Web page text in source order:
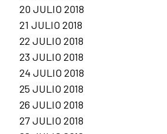
20 JULIO 2018
21 JULIO 2018
22 JULIO 2018
23 JULIO 2018
24 JULIO 2018
25 JULIO 2018
26 JULIO 2018
27 JULIO 2018